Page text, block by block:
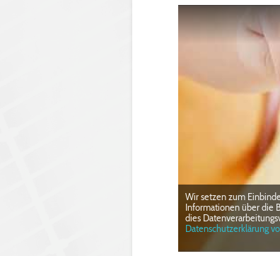
Wir setzen zum
Informationen über die
dies
Datenschutzerklärung